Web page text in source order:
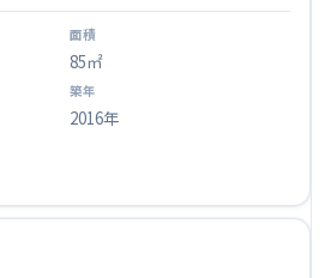
85㎡
2016年